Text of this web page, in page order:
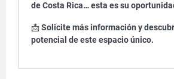
de Costa Rica… esta es su
📩Solicite más información y
potencial de este espacio único.